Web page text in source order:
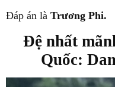
Đáp án là Trương Phi.
Đệ nhất
Quốc: